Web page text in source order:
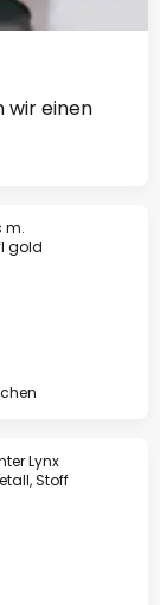
wir einen
m.
gold
Lynx
Stoff